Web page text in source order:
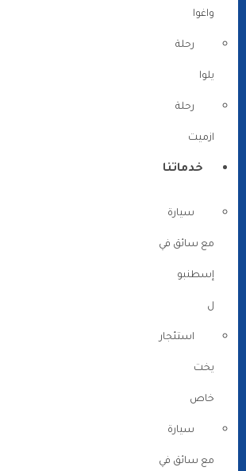
واغوا
رحلة
يلوا
رحلة
ازميت
خدماتنا
سيارة
مع سائق في
إسطنبو
ل
استئجار
يخت
خاص
سيارة
مع سائق في